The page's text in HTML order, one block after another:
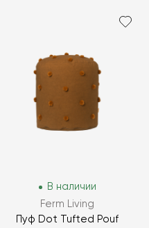
В наличии
Ferm Living
Пуф Dot Tufted Pouf